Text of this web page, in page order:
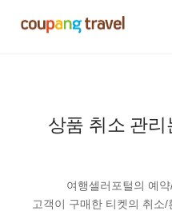
상품 취소 관
여행셀러포털의 예
고객이 구매한 티켓의 취소